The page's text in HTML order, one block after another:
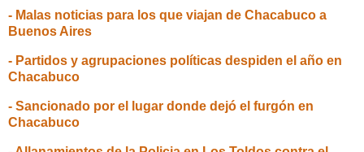
- Malas noticias para los que viajan de Chacabuco a
Buenos Aires
- Partidos y agrupaciones políticas despiden el año en
Chacabuco
- Sancionado por el lugar donde dejó el furgón en
Chacabuco